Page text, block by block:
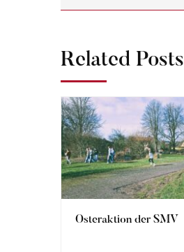
Related Posts
Osteraktion der SMV